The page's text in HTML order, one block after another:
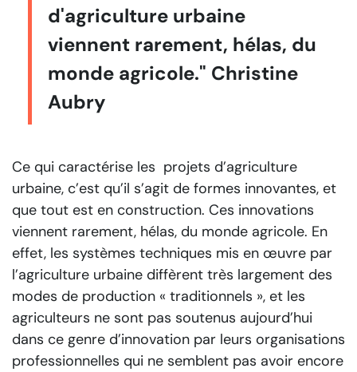
d'agriculture urbaine
viennent rarement, hélas, du
monde agricole." Christine
Aubry
Ce qui caractérise les projets d’agriculture
urbaine, c’est qu’il s’agit de formes innovantes, et
que tout est en construction. Ces innovations
viennent rarement, hélas, du monde agricole. En
effet, les systèmes techniques mis en œuvre par
l’agriculture urbaine diffèrent très largement des
modes de production « traditionnels », et les
agriculteurs ne sont pas soutenus aujourd’hui
dans ce genre d’innovation par leurs organisations
professionnelles qui ne semblent pas avoir encore